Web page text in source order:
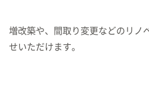
増改築や、間取り変更などのリノ
せいただけます。